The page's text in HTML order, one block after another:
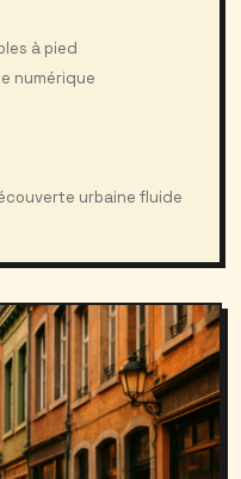
à pied
numérique
urbaine fluide